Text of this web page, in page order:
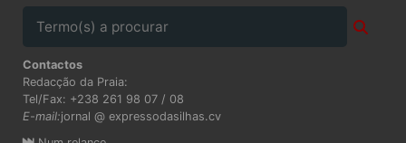
Contactos
Redacção da Praia:
Tel/Fax: +238 261 98 07 / 08
E-mail:jornal @ expressodasilhas.cv